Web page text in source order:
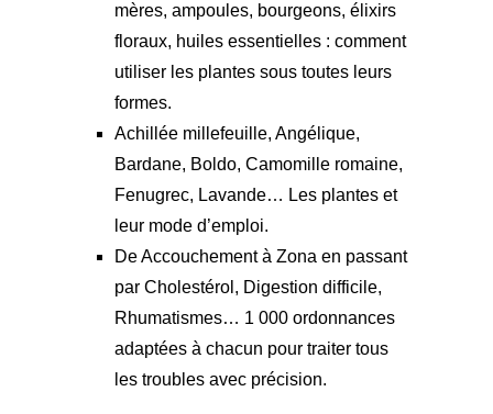
mères, ampoules, bourgeons, élixirs
floraux, huiles essentielles : comment
utiliser les plantes sous toutes leurs
formes.
Achillée millefeuille, Angélique,
Bardane, Boldo, Camomille romaine,
Fenugrec, Lavande… Les plantes et
leur mode d’emploi.
De Accouchement à Zona en passant
par Cholestérol, Digestion difficile,
Rhumatismes… 1 000 ordonnances
adaptées à chacun pour traiter tous
les troubles avec précision.